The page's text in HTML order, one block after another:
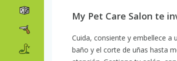
My Pet Care Salon te
Cuida, consiente y embellece a
baño y el corte de uñas hasta